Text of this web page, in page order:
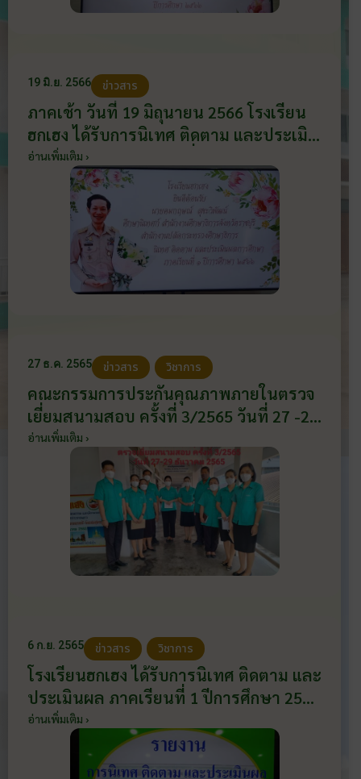
จังหวัดราชบุรี เป็นประธานในการตรวจนิ
19 มิ.ย. 2566 ข่าวสาร
ภาคเช้า วันที่ 19 มิถุนายน 2566 โรงเรียน
ฮกเฮง ได้รับการนิเทศ ติดตาม และประเมิน
ผลการศึกษา ภาคเรียนที่ 1 ปีการศึกษา
2566 จาก นายคมกฤษณ์ สุขะวิพัฒน์
ศึกษานิเทศก์ สำนักงานศึกษาธิการจังหวัด
อ่านเพิ่มเติม ›
27 ธ.ค. 2565 ข่าวสาร วิชาการ
คณะกรรมการประกันคุณภาพภายในตรวจ
เยี่ยมสนามสอบ ครั้งที่ 3/2565 วันที่ 27 -29
ธันวาคม 2565
อ่านเพิ่มเติม ›
6 ก.ย. 2565 ข่าวสาร วิชาการ
โรงเรียนฮกเฮง ได้รับการนิเทศ ติดตาม และ
ประเมินผล ภาคเรียนที่ 1 ปีการศึกษา 2565
ในสถานการณ์การแพร่ระบาดของโรคติด
เชื้อไวรัสโคโรนา 2019 (โควิด-19)จาก
สำนักงานศึกษาธิการจังหวัดราชบุรี วันที่ 6
อ่านเพิ่มเติม ›